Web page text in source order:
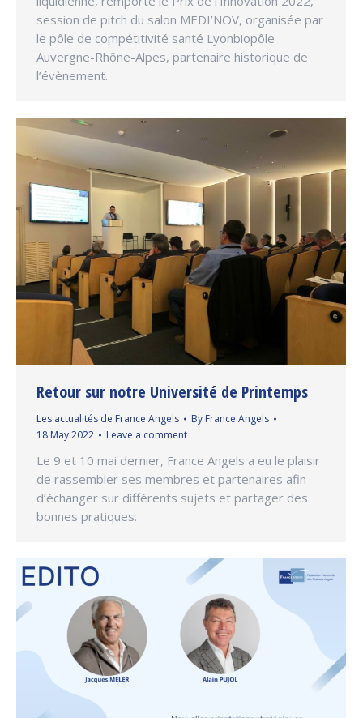
session de pitch du salon MEDI’NOV, organisée par
le pôle de compétitivité santé Lyonbiopôle
Auvergne-Rhône-Alpes, partenaire historique de
l’évènement.
Retour sur notre Université de Printemps
Les actualités de France Angels By France Angels
18 May 2022
Leave a comment
Le 9 et 10 mai dernier, France Angels a eu le plaisir
de rassembler ses membres et partenaires afin
d’échanger sur différents sujets et partager des
bonnes pratiques.